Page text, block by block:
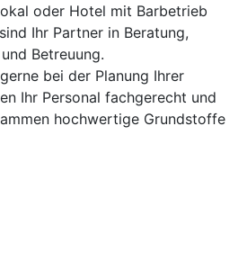
oder Hotel mit Barbetrieb
Ihr Partner in Beratung,
Betreuung.
bei der Planung Ihrer
Ihr Personal fachgerecht und
hochwertige Grundstoffe